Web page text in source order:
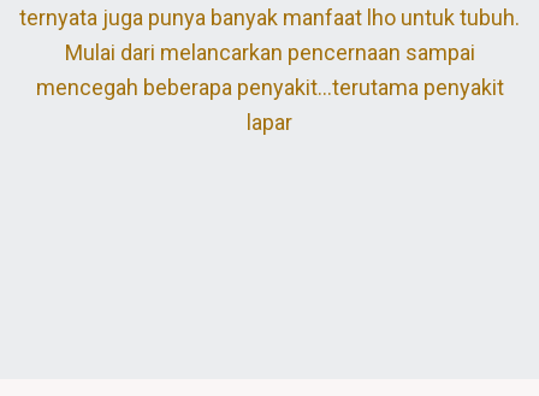
ternyata juga punya banyak manfaat lho untuk tubuh.
Mulai dari melancarkan pencernaan sampai
mencegah beberapa penyakit…terutama penyakit
lapar